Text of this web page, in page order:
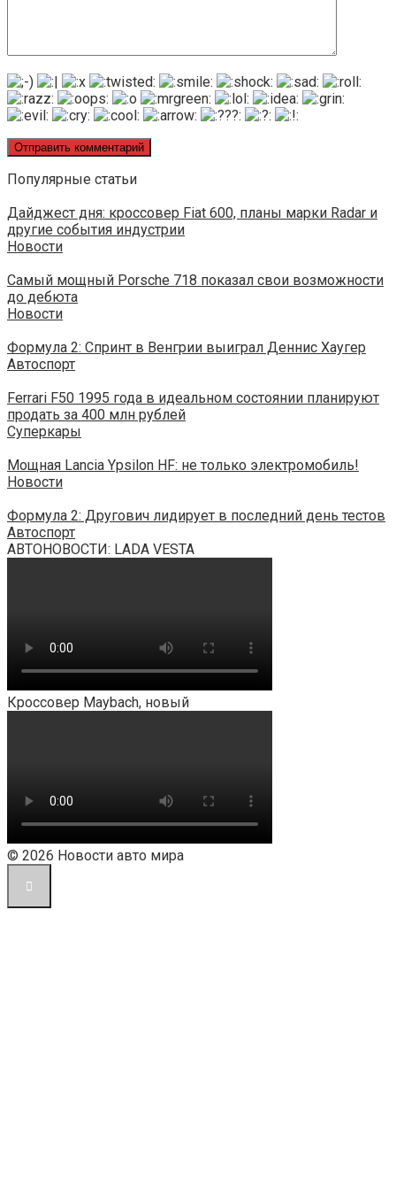
Популярные статьи
Дайджест дня: кроссовер Fiat 600, планы марки Radar и
другие события индустрии
Новости
Самый мощный Porsche 718 показал свои возможности
до дебюта
Новости
Формула 2: Спринт в Венгрии выиграл Деннис Хаугер
Автоспорт
Ferrari F50 1995 года в идеальном состоянии планируют
продать за 400 млн рублей
Суперкары
Мощная Lancia Ypsilon HF: не только электромобиль!
Новости
Формула 2: Другович лидирует в последний день тестов
Автоспорт
АВТОНОВОСТИ: LADA VESTA
Кроссовер Maybach, новый
© 2026 Новости авто мира